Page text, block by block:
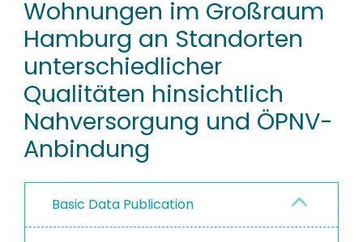
Wohnungen im Großraum
Hamburg an Standorten
unterschiedlicher
Qualitäten hinsichtlich
Nahversorgung und ÖPNV-
Anbindung
Basic Data Publication